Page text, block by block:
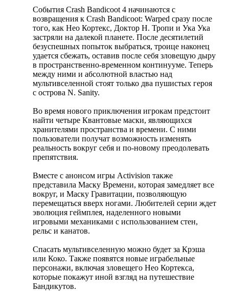
События Crash Bandicoot 4 начинаются с
возвращения к Crash Bandicoot: Warped сразу после
того, как Нео Кортекс, Доктор Н. Тропи и Ука Ука
застряли на далекой планете. После десятилетий
безуспешных попыток выбраться, троице наконец
удается сбежать, оставив после себя зловещую дыру
в пространственно-временном континууме. Теперь
между ними и абсолютной властью над
мультивселенной стоят только два пушистых героя
с острова N. Sanity.
Во время нового приключения игрокам предстоит
найти четыре Квантовые маски, являющихся
хранителями пространства и времени. С ними
пользователи получат возможность изменять
реальность вокруг себя и по-новому преодолевать
препятствия.
Вместе с анонсом игры Activision также
представила Маску Времени, которая замедляет все
вокруг, и Маску Гравитации, позволяющую
перемещаться вверх ногами. Любителей серии ждет
эволюция геймплея, наделенного новыми
игровыми механиками с использованием стен,
рельс и канатов.
Спасать мультивселенную можно будет за Крэша
или Коко. Также появятся новые играбельные
персонажи, включая зловещего Нео Кортекса,
которые покажут иной взгляд на путешествие
Бандикутов.